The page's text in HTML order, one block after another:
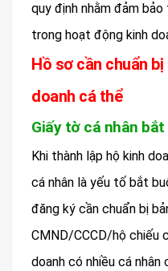
quy định nhằm đảm
trong hoạt động kinh
Hồ sơ cần chuẩn
doanh cá thể
Giấy tờ cá nhân
Khi thành lập hộ kinh
cá nhân là yếu tố bắt
đăng ký cần chuẩn bị
CMND/CCCD/hộ chiếu
doanh có nhiều cá